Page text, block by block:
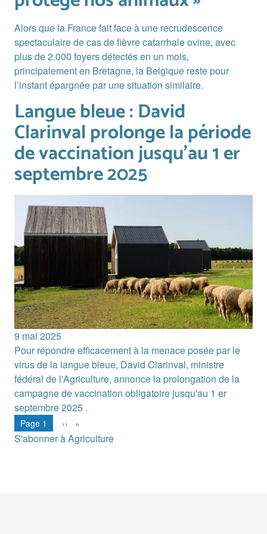
Alors que la France fait face à une recrudescence
spectaculaire de cas de fièvre catarrhale ovine, avec
plus de 2.000 foyers détectés en un mois,
principalement en Bretagne, la Belgique reste pour
l’instant épargnée par une situation similaire.
Langue bleue : David Clarinval prolonge la période de
Langue bleue : David
Clarinval prolonge la période
de vaccination jusqu'au 1 er
septembre 2025
Image
9 mai 2025
Pour répondre efficacement à la menace posée par le
virus de la langue bleue, David Clarinval, ministre
fédéral de l'Agriculture, annonce la prolongation de la
campagne de vaccination obligatoire jusqu'au 1 er
septembre 2025 .
Pagination
You're on
Page 1 Page suivante
››
S'abonner à Agriculture